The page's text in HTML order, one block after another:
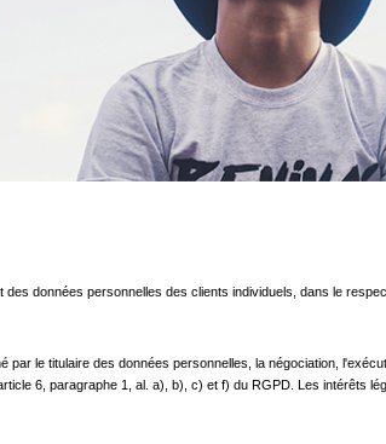
données personnelles des clients individuels, dans le
le titulaire des données personnelles, la négociation,
6, paragraphe 1, al. a), b), c) et f) du RGPD. Les intérêts